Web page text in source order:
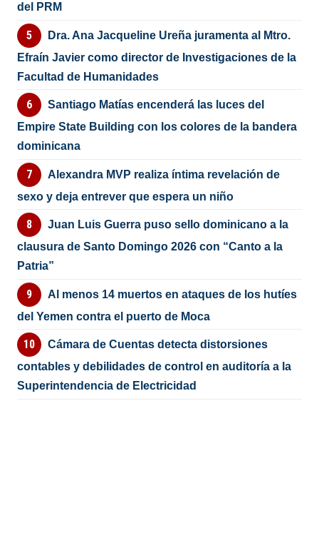
del PRM
Dra. Ana Jacqueline Ureña juramenta al Mtro.
Efraín Javier como director de Investigaciones de la
Facultad de Humanidades
Santiago Matías encenderá las luces del
Empire State Building con los colores de la bandera
dominicana
Alexandra MVP realiza íntima revelación de
sexo y deja entrever que espera un niño
Juan Luis Guerra puso sello dominicano a la
clausura de Santo Domingo 2026 con “Canto a la
Patria”
Al menos 14 muertos en ataques de los hutíes
del Yemen contra el puerto de Moca
Cámara de Cuentas detecta distorsiones
contables y debilidades de control en auditoría a la
Superintendencia de Electricidad